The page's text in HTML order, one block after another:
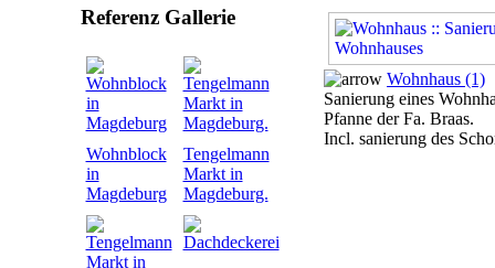
Referenz Gallerie
Wohnblock
in
Magdeburg
Tengelmann
Markt in
Magdeburg.
Wohnhaus (1)
Sanierung eines
Pfanne der Fa. Braas.
Incl. sanierung des